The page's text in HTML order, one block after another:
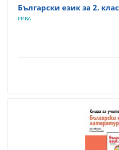
Български език за 2. клас
РИВА